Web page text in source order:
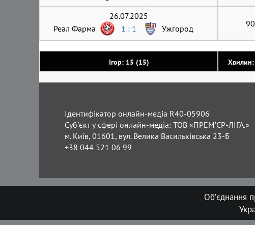
Ігор: 15 (15)
26.07.2025
Реал Фарма
1 : 1 Ужгород 90
Ідентифікатор онлайн-медіа R40-05906
Суб'єкт у сфері онлайн-медіа: ТОВ «ПРЕМ’ЄР-ЛІГА.»
м. Київ, 01601, вул. Велика Васильківська 23-Б
+38 044 521 06 99
Об’єднання